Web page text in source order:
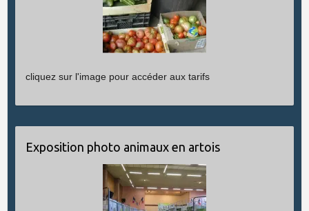
cliquez sur l'image pour accéder aux tarifs
Exposition photo animaux en artois